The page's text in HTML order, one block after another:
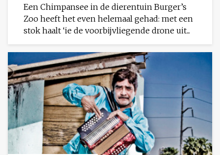
Een Chimpansee in de dierentuin Burger’s
Zoo heeft het even helemaal gehad: met een
stok haalt ‘ie de voorbijvliegende drone uit...